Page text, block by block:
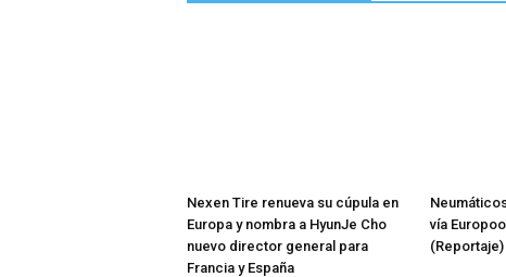
Nexen Tire renueva su cúpula en
Europa y nombra a HyunJe Cho
nuevo director general para
Francia y España
vía
(Reportaje)